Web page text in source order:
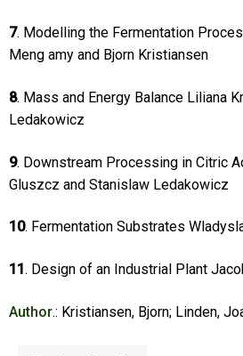
7. Modelling the Fermentation
Meng amy and Bjorn Kristiansen
8. Mass and Energy Balance Liliana
Ledakowicz
9. Downstream Processing in Citric
Gluszcz and Stanislaw Ledakowicz
10. Fermentation Substrates
11. Design of an Industrial Plant
Author.: Kristiansen, Bjorn; Linden,